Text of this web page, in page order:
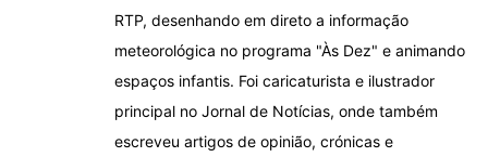
RTP, desenhando em direto a informação
meteorológica no programa "Às Dez" e animando
espaços infantis. Foi caricaturista e ilustrador
principal no Jornal de Notícias, onde também
escreveu artigos de opinião, crónicas e